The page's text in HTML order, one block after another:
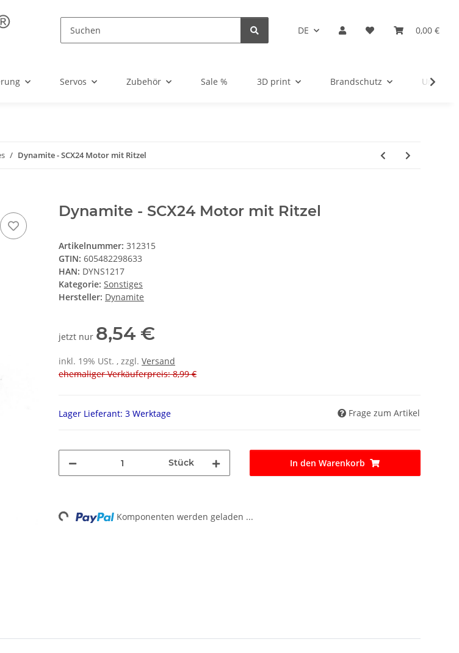
DE 0,00 €
Servos Zubehör Sale % 3D print Brandschutz
Dynamite - SCX24 Motor mit Ritzel
Dynamite - SCX24 Motor mit Ritzel
Artikelnummer: 312315
GTIN: 605482298633
HAN: DYNS1217
Kategorie: Sonstiges
Hersteller: Dynamite
jetzt nur 8,54 €
inkl. 19% USt. , zzgl. Versand
ehemaliger Verkäuferpreis: 8,99 €
Lager Lieferant: 3 Werktage Frage zum Artikel
Stück In den Warenkorb
Loading... Komponenten werden geladen ...